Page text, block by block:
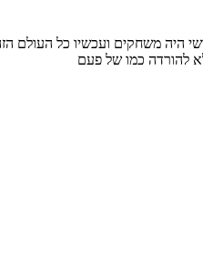
היה משחקים ועכשיו כל העולם
להורדה כמו של פעם